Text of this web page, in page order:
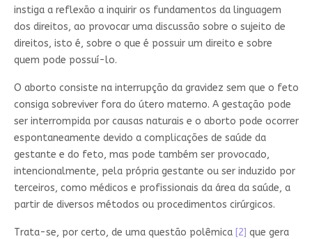
instiga a reflexão a inquirir os fundamentos da linguagem
dos direitos, ao provocar uma discussão sobre o sujeito de
direitos, isto é, sobre o que é possuir um direito e sobre
quem pode possuí-lo.
O aborto consiste na interrupção da gravidez sem que o feto
consiga sobreviver fora do útero materno. A gestação pode
ser interrompida por causas naturais e o aborto pode ocorrer
espontaneamente devido a complicações de saúde da
gestante e do feto, mas pode também ser provocado,
intencionalmente, pela própria gestante ou ser induzido por
terceiros, como médicos e profissionais da área da saúde, a
partir de diversos métodos ou procedimentos cirúrgicos.
Trata-se, por certo, de uma questão polêmica [2] que gera